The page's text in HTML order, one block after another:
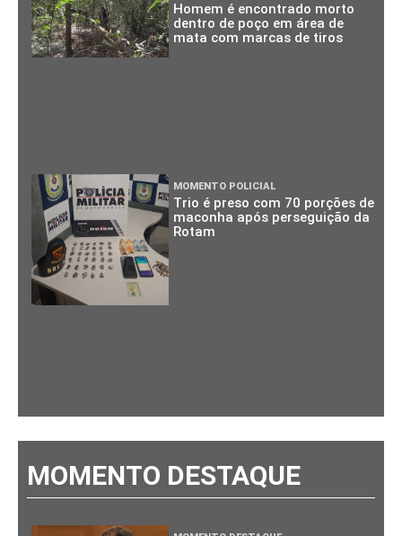
Homem é encontrado morto
dentro de poço em área de
mata com marcas de tiros
MOMENTO POLICIAL
Trio é preso com 70 porções de
maconha após perseguição da
Rotam
MOMENTO DESTAQUE